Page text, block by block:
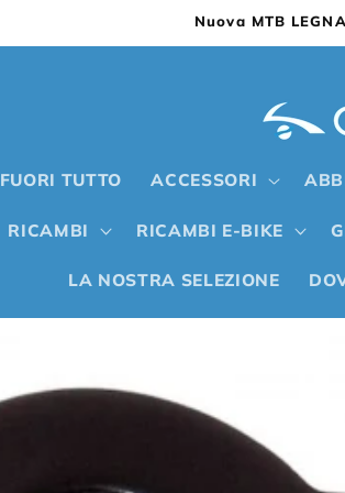
Nuova MTB
FUORI TUTTO ACCESSORI
RICAMBI RICAMBI E-BIKE
LA NOSTRA SELEZIONE